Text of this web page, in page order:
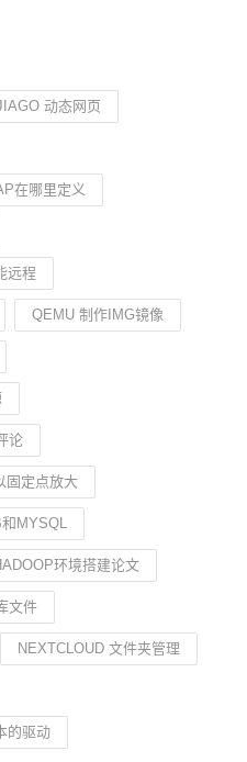
动态网页
在哪里定义
远程
QEMU 制作IMG镜像
论
固定点放大
MYSQL
环境搭建论文
文件
NEXTCLOUD 文件夹管理
的驱动